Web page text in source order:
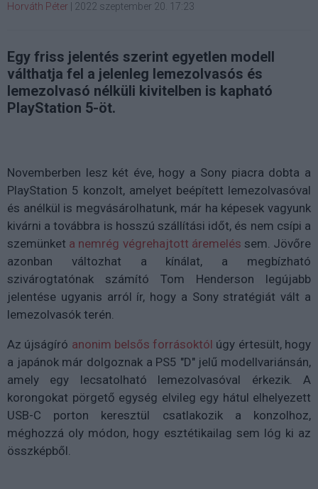
Horváth Péter 2022 szeptember 20. 17:23
Egy friss jelentés szerint egyetlen modell
válthatja fel a jelenleg lemezolvasós és
lemezolvasó nélküli kivitelben is kapható
PlayStation 5-öt.
Novemberben lesz két éve, hogy a Sony piacra dobta a
PlayStation 5 konzolt, amelyet beépített lemezolvasóval
és anélkül is megvásárolhatunk, már ha képesek vagyunk
kivárni a továbbra is hosszú szállítási időt, és nem csípi a
szemünket a nemrég végrehajtott áremelés sem. Jövőre
azonban változhat a kínálat, a megbízható
szivárogtatónak számító Tom Henderson legújabb
jelentése ugyanis arról ír, hogy a Sony stratégiát vált a
lemezolvasók terén.
Az újságíró anonim belsős forrásoktól úgy értesült, hogy
a japánok már dolgoznak a PS5 "D" jelű modellvariánsán,
amely egy lecsatolható lemezolvasóval érkezik. A
korongokat pörgető egység elvileg egy hátul elhelyezett
USB-C porton keresztül csatlakozik a konzolhoz,
méghozzá oly módon, hogy esztétikailag sem lóg ki az
összképből.